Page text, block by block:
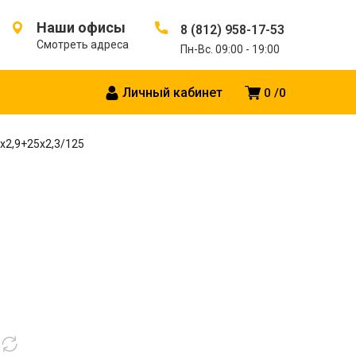
Наши офисы
Смотреть адреса
8 (812) 958-17-53
Пн-Вс. 09:00 - 19:00
0 0
Личный кабинет
125